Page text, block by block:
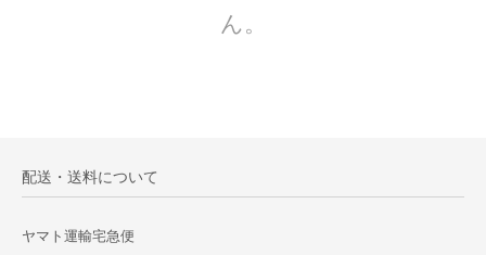
ん。
配送・送料について
ヤマト運輸宅急便